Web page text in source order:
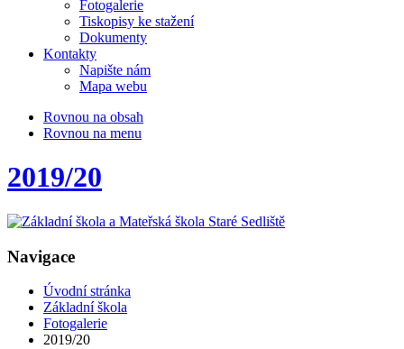
Fotogalerie
Tiskopisy ke stažení
Dokumenty
Kontakty
Napište nám
Mapa webu
Rovnou na obsah
Rovnou na menu
2019/20
Navigace
Úvodní stránka
Základní škola
Fotogalerie
2019/20